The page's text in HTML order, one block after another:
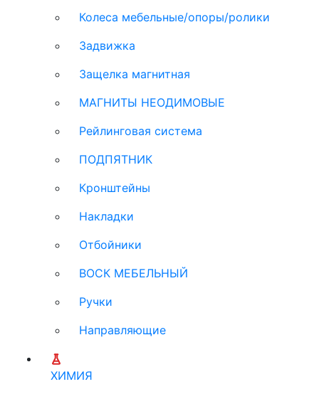
Колеса мебельные/опоры/ролики
Задвижка
Защелка магнитная
МАГНИТЫ НЕОДИМОВЫЕ
Рейлинговая система
ПОДПЯТНИК
Кронштейны
Накладки
Отбойники
ВОСК МЕБЕЛЬНЫЙ
Ручки
Направляющие
ХИМИЯ